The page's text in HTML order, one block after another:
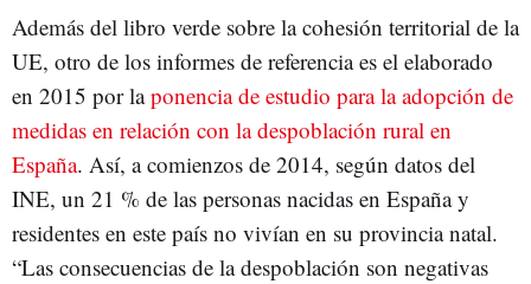
Además del libro verde sobre la cohesión territorial de la
UE, otro de los informes de referencia es el elaborado
en 2015 por laponencia de estudio para la adopción de
medidas en relación con la despoblación rural en
España. Así, a comienzos de 2014, según datos del
INE, un 21 % de las personas nacidas en España y
residentes en este país no vivían en su provincia natal.
“Las consecuencias de la despoblación son negativas